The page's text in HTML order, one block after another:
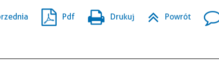
Pdf Drukuj Powrót